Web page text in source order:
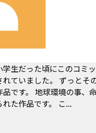
生だった頃にこのコミ
れていました。 ずっとそ
です。 地球環境の事、
た作品です。 こ...